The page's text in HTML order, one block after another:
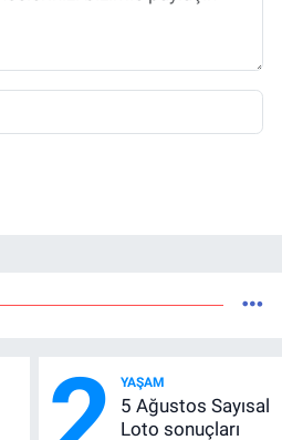
YAŞAM
5 Ağustos Sayısal
Loto sonuçları